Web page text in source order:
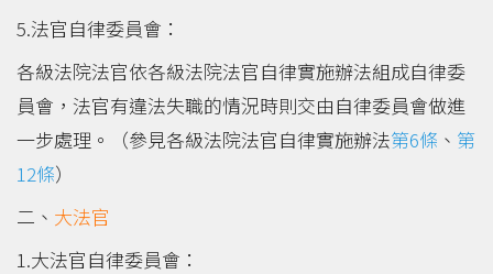
5.法官自律委員會：
各級法院法官依各級法院法官自律實施辦法組成自律委
員會，法官有違法失職的情況時則交由自律委員會做進
一步處理。（參見各級法院法官自律實施辦法第6條 、 第
12條）
二、 大法官
1.大法官自律委員會：